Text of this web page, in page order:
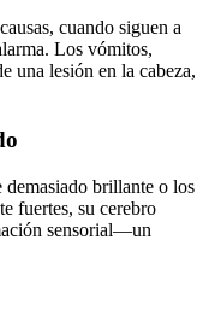
cuando siguen a
Los vómitos,
una lesión en la cabeza,
brillante o los
fuertes, su cerebro
sensorial—un